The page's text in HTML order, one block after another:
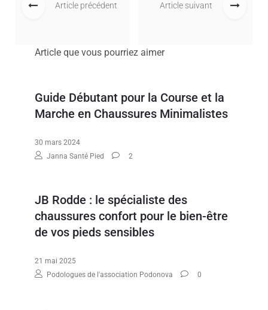
Article suivant
Article précédent
Article que vous pourriez aimer
Guide Débutant pour la Course et la
Marche en Chaussures Minimalistes
30 mars 2024
Janna Santé Pied
2
JB Rodde : le spécialiste des
chaussures confort pour le bien-être
de vos pieds sensibles
21 mai 2025
Podologues de l'association Podonova
0